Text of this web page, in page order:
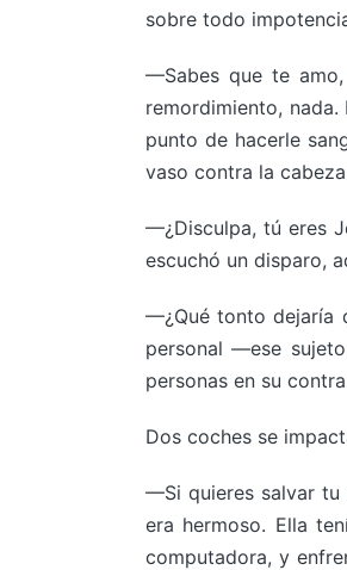
sobre todo
—Sabes que te
remordimiento,
punto de hacerle
vaso contra la
—¿Disculpa, tú eres
escuchó un disparo,
—¿Qué tonto dejaría
personal —ese
personas en su
Dos coches se
—Si quieres salvar tu
era hermoso. Ella
computadora, y